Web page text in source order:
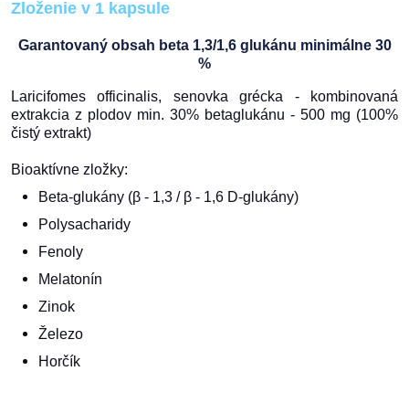
Zloženie v 1 kapsule
Garantovaný obsah beta 1,3/1,6 glukánu minimálne 30
%
Laricifomes officinalis, senovka grécka - kombinovaná
extrakcia z plodov min. 30% betaglukánu - 500 mg (100%
čistý extrakt)
Bioaktívne zložky:
Beta-glukány (β - 1,3 / β - 1,6 D-glukány)
Polysacharidy
Fenoly
Melatonín
Zinok
Železo
Horčík